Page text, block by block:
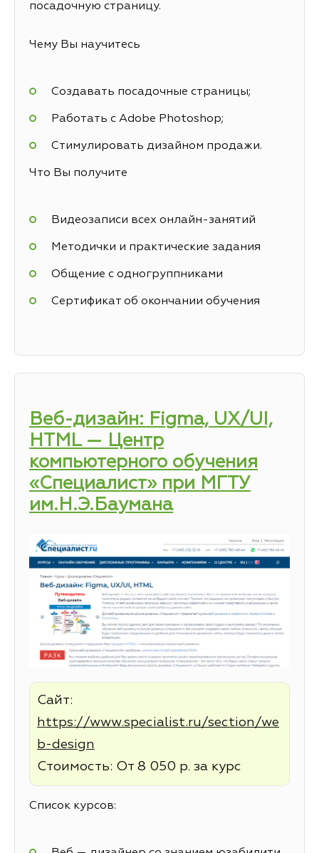
посадочную страницу.
Чему Вы научитесь
Создавать посадочные страницы;
Работать с Adobe Photoshop;
Стимулировать дизайном продажи.
Что Вы получите
Видеозаписи всех онлайн-занятий
Методички и практические задания
Общение с одногруппниками
Сертификат об окончании обучения
Веб-дизайн: Figma, UX/UI,
HTML — Центр
компьютерного обучения
«Специалист» при МГТУ
им.Н.Э.Баумана
Сайт:
https://www.specialist.ru/section/we
b-design
Стоимость: От 8 050 р. за курс
Список курсов: